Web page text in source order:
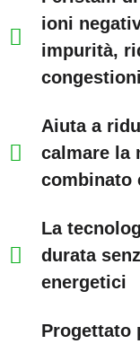
ioni
impurità,
congestioni
Aiuta a
calmare la
combinato
La
durata
energetici
Progettato